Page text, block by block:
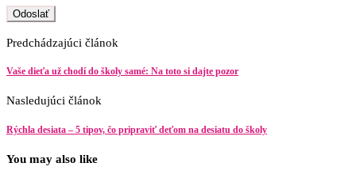
Predchádzajúci článok
Vaše dieťa už chodí do školy samé: Na toto si dajte pozor
Nasledujúci článok
Rýchla desiata – 5 tipov, čo pripraviť deťom na desiatu do školy
You may also like